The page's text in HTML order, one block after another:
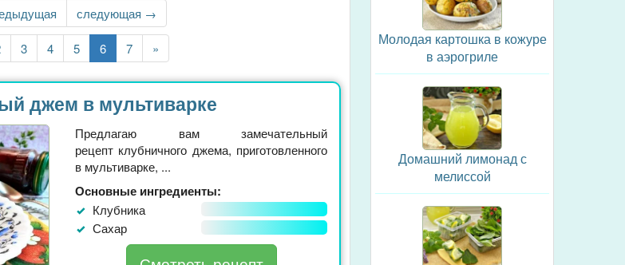
Следующая
страница
следующая →
Страница
3 Страница
4 Страница
5
Текущая
страница
6 Страница
7
Последняя
страница
»
джем в мультиварке
Предлагаю вам замечательный
рецепт клубничного джема, приготовленного
в мультиварке, ...
Основные ингредиенты:
Клубника
Сахар
Молодая картошка в кожуре
в аэрогриле
Домашний лимонад с
мелиссой